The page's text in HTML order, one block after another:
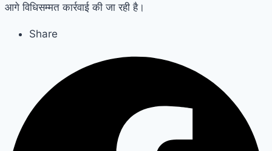
आगे विधिसम्मत कार्रवाई की जा रही है।
Share